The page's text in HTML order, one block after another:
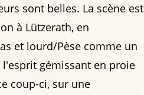
sont belles. La scène est
à Lützerath, en
et lourd/Pèse comme un
gémissant en proie
coup-ci, sur une